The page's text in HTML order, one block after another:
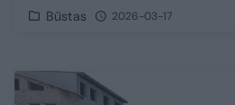
Būstas 2026-03-17